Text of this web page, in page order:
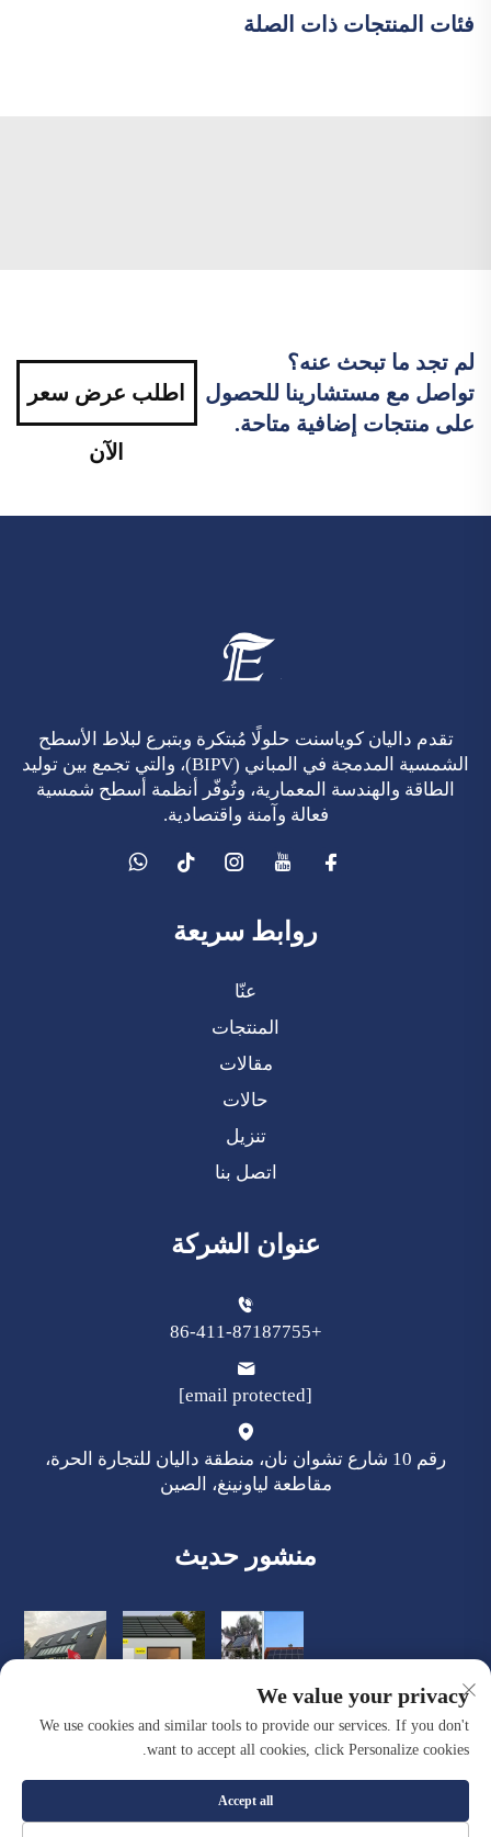
فئات المنتجات ذات الصلة
لم تجد ما تبحث عنه؟
تواصل مع مستشارينا للحصول
على منتجات إضافية متاحة.
اطلب عرض سعر
الآن
تقدم داليان كوياسنت حلولًا مُبتكرة وبتبرع لبلاط الأسطح
الشمسية المدمجة في المباني (BIPV)، والتي تجمع بين توليد
الطاقة والهندسة المعمارية، وتُوفّر أنظمة أسطح شمسية
فعالة وآمنة واقتصادية.
روابط سريعة
عنّا
المنتجات
مقالات
حالات
تنزيل
اتصل بنا
عنوان الشركة
+86-411-87187755
[email protected]
رقم 10 شارع تشوان نان، منطقة داليان للتجارة الحرة،
مقاطعة لياونينغ، الصين
منشور حديث
حقوق النشر © شركة داليان كوايسنت للمواد البناء الجديدة
We value your privacy
We use cookies and similar tools to provide our services. If you don't
want to accept all cookies, click Personalize cookies.
Accept all